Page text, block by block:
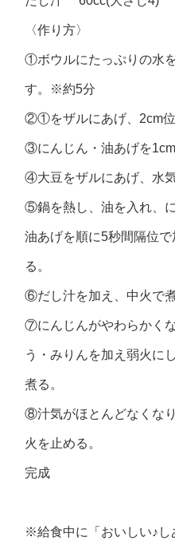
〈作り方〉
①ボウルにたっぷりの水
す。※約5分
②①をザルにあげ、2cm位
③にんじん・油あげを1cm
④大豆をザルにあげ、水
⑤鍋を熱し、油を入れ、
油あげを順に5秒間隔位
る。
⑥だし汁を加え、中火で
⑦にんじんがやわらかく
う・みりんを加え弱火に
煮る。
⑧汁気がほとんどなくな
火を止める。
完成
※給食中に「おいしい♪し